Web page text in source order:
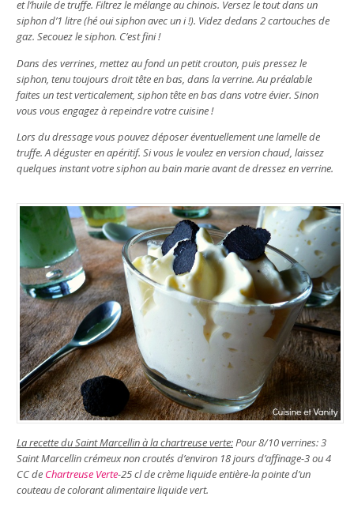
et l’huile de truffe. Filtrez le mélange au chinois. Versez le tout dans un
siphon d’1 litre (hé oui siphon avec un i !). Videz dedans 2 cartouches de
gaz. Secouez le siphon. C’est fini !
Dans des verrines, mettez au fond un petit crouton, puis pressez le
siphon, tenu toujours droit tête en bas, dans la verrine. Au préalable
faites un test verticalement, siphon tête en bas dans votre évier. Sinon
vous vous engagez à repeindre votre cuisine !
Lors du dressage vous pouvez déposer éventuellement une lamelle de
truffe. A déguster en apéritif. Si vous le voulez en version chaud, laissez
quelques instant votre siphon au bain marie avant de dressez en verrine.
La recette du Saint Marcellin à la chartreuse verte: Pour 8/10 verrines: 3
Saint Marcellin crémeux non croutés d’environ 18 jours d’affinage-3 ou4
CC de Chartreuse Verte-25 cl de crème liquide entière-la pointe d’un
couteau de colorant alimentaire liquide vert.